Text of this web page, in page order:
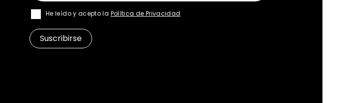
He leído y acepto la Política de Privacidad